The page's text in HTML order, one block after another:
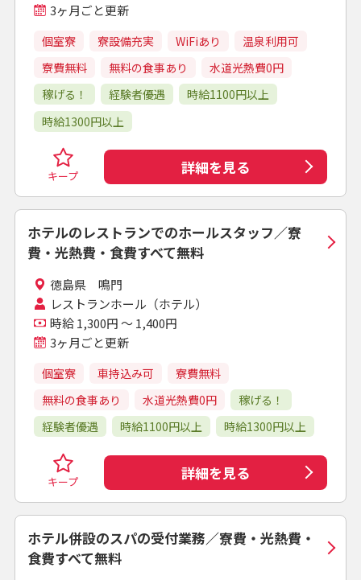
3ヶ月ごと更新
個室寮 寮設備充実 WiFiあり
温泉利用可
寮費無料
無料の食事あり
水道光熱費0円
稼げる！
経験者優遇
時給1100円以上
時給1300円以上
キープ 詳細を見る
ホテルのレストランでのホールスタッフ／寮
費・光熱費・食費すべて無料
徳島県 鳴門
レストランホール（ホテル）
時給 1,300円 ～ 1,400円
3ヶ月ごと更新
個室寮 車持込み可
寮費無料
無料の食事あり
水道光熱費0円
稼げる！
経験者優遇
時給1100円以上 時給1300円以上
キープ 詳細を見る
ホテル併設のスパの受付業務／寮費・光熱費・
食費すべて無料